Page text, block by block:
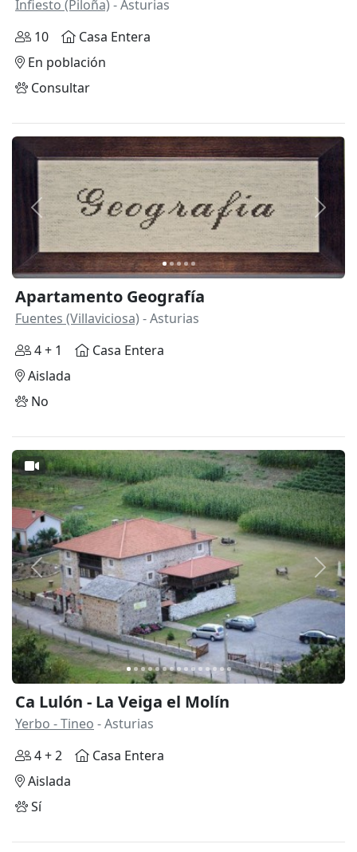
Infiesto (Piloña) - Asturias
10
Casa Entera
En población
Consultar
Anterior
Apartamento Geografía
Fuentes (Villaviciosa) - Asturias
4 + 1
Casa Entera
Aislada
No
Anterior
Ca Lulón - La Veiga el Molín
Yerbo - Tineo - Asturias
4 + 2
Casa Entera
Aislada
Sí